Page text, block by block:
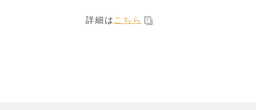
詳細は こちら